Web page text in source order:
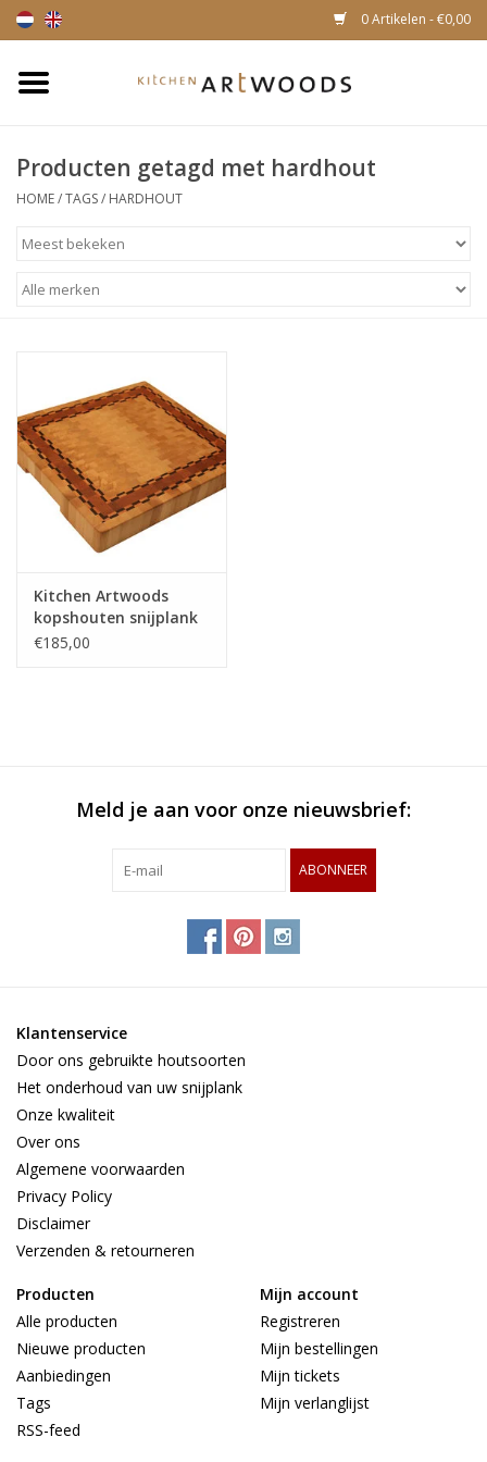
0 Artikelen - €0,00
Snijplanken
Magnetische houten
Producten getagd met hardhout
HOME/TAGS/ HARDHOUT
Kitchen Artwoods
kopshouten snijplank
van haagbeuk, kers en
€185,00
Meld je aan voor onze nieuwsbrief:
ABONNEER
Klantenservice
Door ons gebruikte houtsoorten
Het onderhoud van uw snijplank
Onze kwaliteit
Over ons
Algemene voorwaarden
Privacy Policy
Disclaimer
Verzenden & retourneren
Producten
Alle producten
Nieuwe producten
Aanbiedingen
Tags
RSS-feed
Mijn account
Registreren
Mijn bestellingen
Mijn tickets
Mijn verlanglijst